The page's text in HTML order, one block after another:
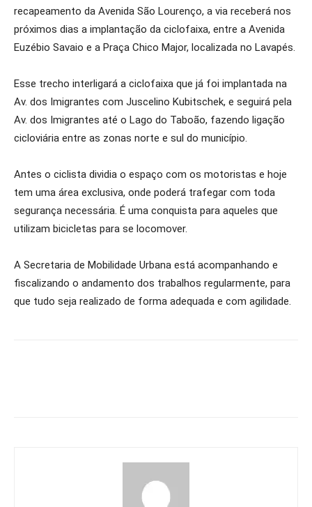
recapeamento da Avenida São Lourenço, a via receberá nos
próximos dias a implantação da ciclofaixa, entre a Avenida
Euzébio Savaio e a Praça Chico Major, localizada no Lavapés.
Esse trecho interligará a ciclofaixa que já foi implantada na
Av. dos Imigrantes com Juscelino Kubitschek, e seguirá pela
Av. dos Imigrantes até o Lago do Taboão, fazendo ligação
cicloviária entre as zonas norte e sul do município.
Antes o ciclista dividia o espaço com os motoristas e hoje
tem uma área exclusiva, onde poderá trafegar com toda
segurança necessária. É uma conquista para aqueles que
utilizam bicicletas para se locomover.
A Secretaria de Mobilidade Urbana está acompanhando e
fiscalizando o andamento dos trabalhos regularmente, para
que tudo seja realizado de forma adequada e com agilidade.